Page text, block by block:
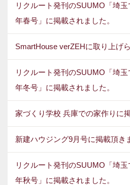
リクルート発刊のSUUMO「埼
年春号」に掲載されました。
SmartHouse verZEHに取り上げ
リクルート発刊のSUUMO「埼
年冬号」に掲載されました。
家づくり学校 兵庫での家作りに
新建ハウジング9月号に掲載頂き
リクルート発刊のSUUMO「埼
年秋号」に掲載されました。